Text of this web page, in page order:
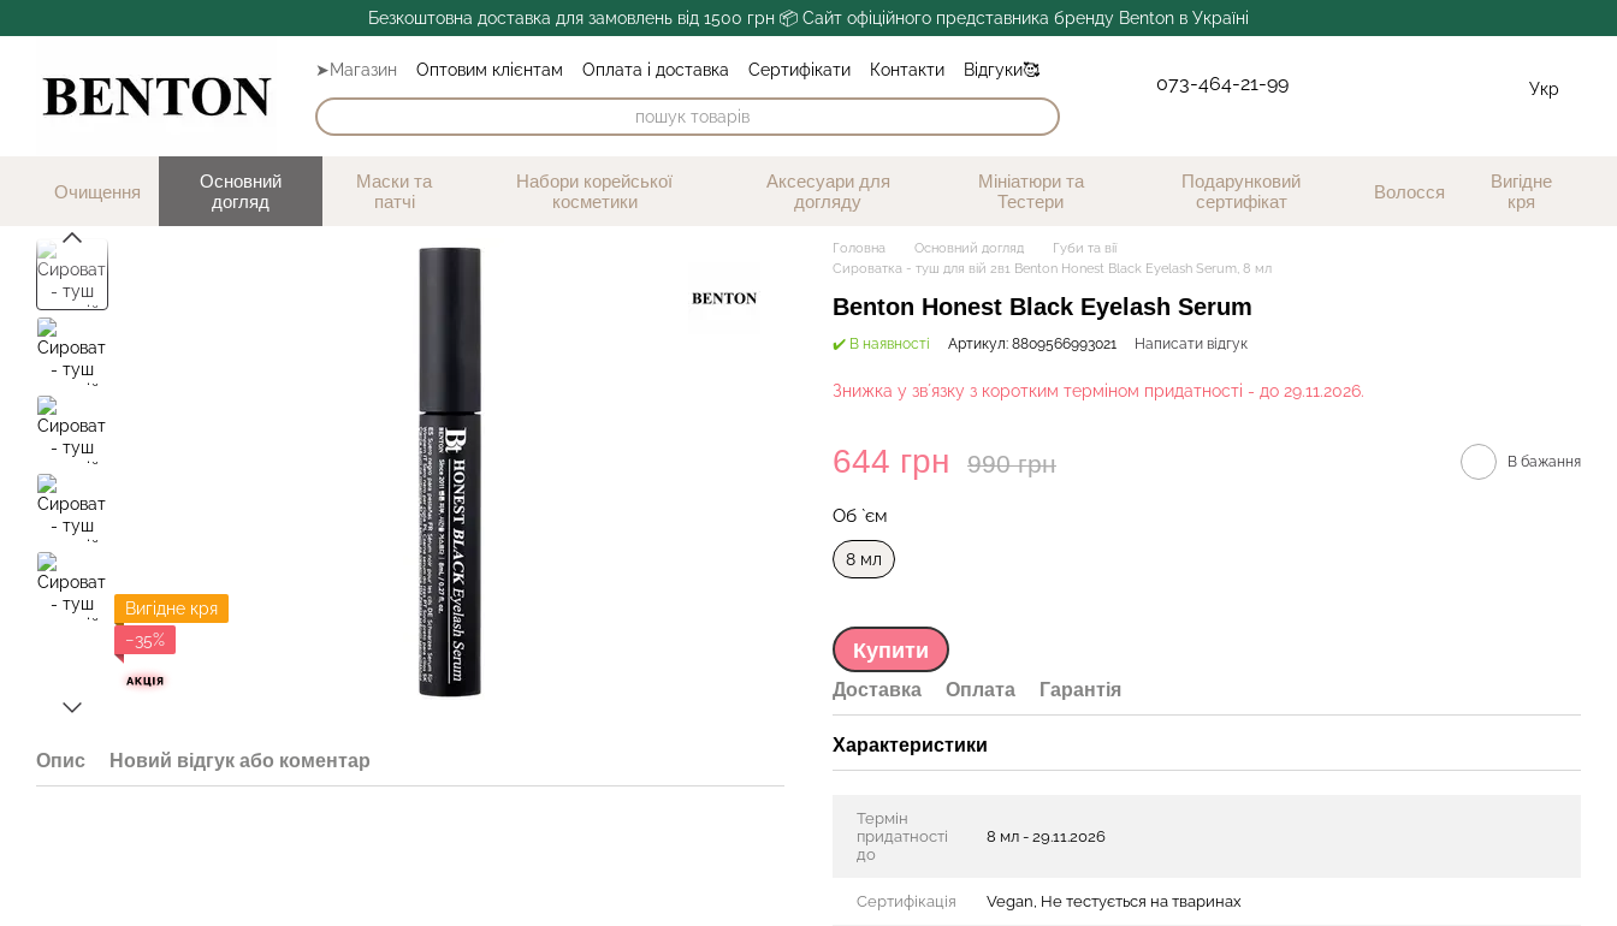
Безкоштовна доставка для замовлень від 1500 грн 📦 Сайт офіційного представника бренду Benton в Україні
➤Магазин Оптовим клієнтам Оплата і доставка Сертифікати Контакти
Відгуки🥰
Блог
Обмін та повернення Публічна оферта 073-464-21-99 Укр
Очищення
Основний
догляд
Маски та
патчі
Набори корейської
косметики
Аксесуари для
догляду
Мініатюри та
Тестери
Подарунковий
сертифікат
Волосся
Вигідне
кря
Вигідне кря
−35%
Опис Новий відгук або коментар
Головна Основний догляд
Губи та вії
Сироватка - туш для вій 2в1 Benton Honest Black Eyelash Serum, 8 мл
Benton Honest Black Eyelash Serum
✔️ В наявності Артикул: 8809566993021 Написати відгук
Знижка у звʼязку з коротким терміном придатності - до 29.11.2026.
644 грн 990 грн В бажання
Об `єм
8 мл
Купити
Доставка Оплата Гарантія
Характеристики
Термін
придатності
до
8 мл - 29.11.2026
Сертифікація Vegan, Не тестується на тваринах